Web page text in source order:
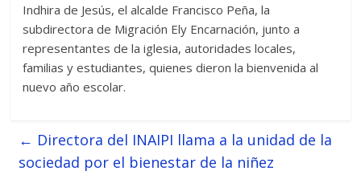
Indhira de Jesús, el alcalde Francisco Peña, la
subdirectora de Migración Ely Encarnación, junto a
representantes de la iglesia, autoridades locales,
familias y estudiantes, quienes dieron la bienvenida al
nuevo año escolar.
← Directora del INAIPI llama a la unidad de la
sociedad por el bienestar de la niñez